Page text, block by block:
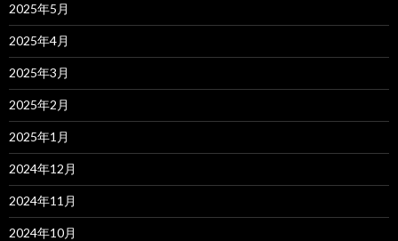
2025年5月
2025年4月
2025年3月
2025年2月
2025年1月
2024年12月
2024年11月
2024年10月